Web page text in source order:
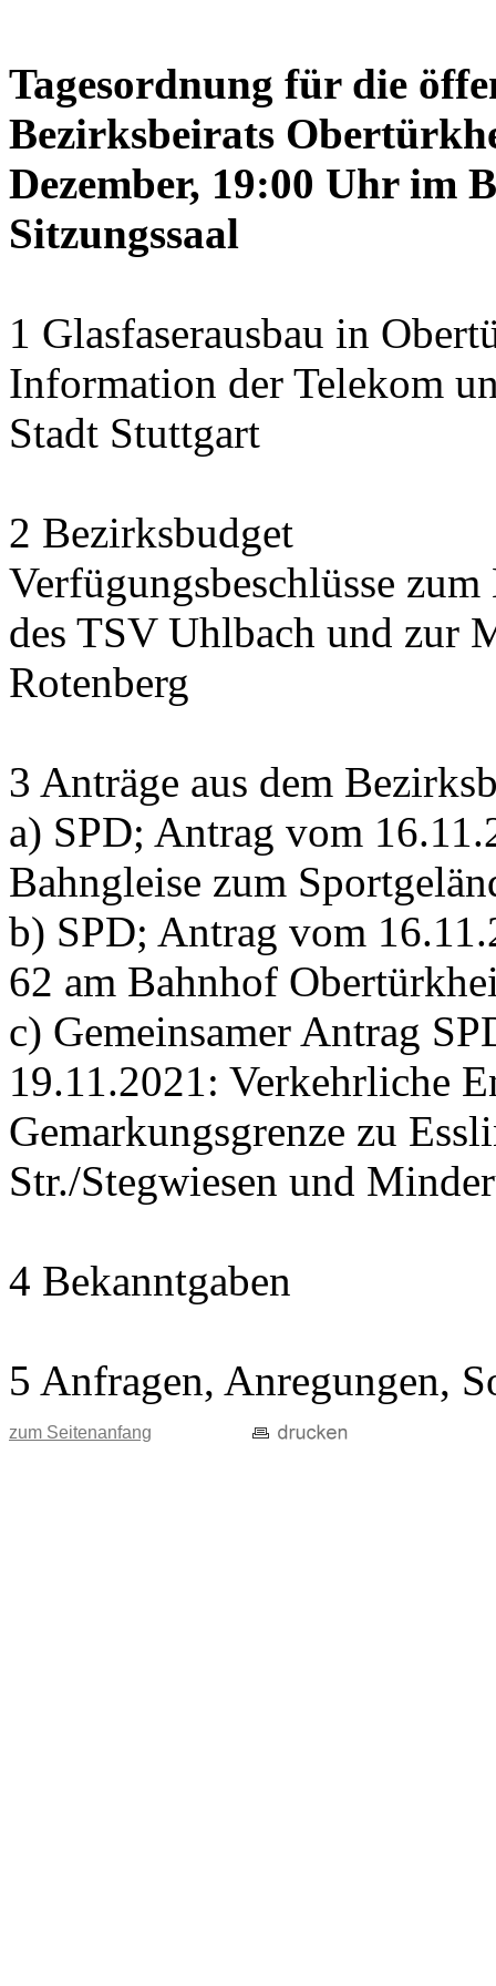
Tagesordnung für die
Bezirksbeirats
Dezember, 19:00 Uhr im
Sitzungssaal
1 Glasfaserausbau in
Information der Telekom
Stadt Stuttgart
2 Bezirksbudget
Verfügungsbeschlüsse
des TSV Uhlbach und zur
Rotenberg
3 Anträge aus dem
a) SPD; Antrag vom
Bahngleise zum
b) SPD; Antrag vom
62 am Bahnhof
c) Gemeinsamer Antrag
19.11.2021: Verkehrliche
Gemarkungsgrenze zu
Str./Stegwiesen und
4 Bekanntgaben
5 Anfragen, Anregungen,
zum Seitenanfang